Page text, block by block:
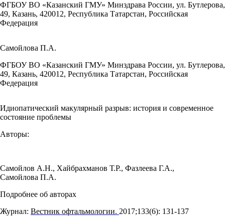
ФГБОУ ВО «Казанский ГМУ» Минздрава России, ул. Бутлерова,
49, Казань, 420012, Республика Татарстан, Российская
Федерация
Самойлова П.А.
ФГБОУ ВО «Казанский ГМУ» Минздрава России, ул. Бутлерова,
49, Казань, 420012, Республика Татарстан, Российская
Федерация
Идиопатический макулярный разрыв: история и современное
состояние проблемы
Авторы:
Самойлов А.Н., Хайбрахманов Т.Р., Фазлеева Г.А.,
Самойлова П.А.
Подробнее об авторах
Журнал: Вестник офтальмологии. 2017;133(6): 131‑137